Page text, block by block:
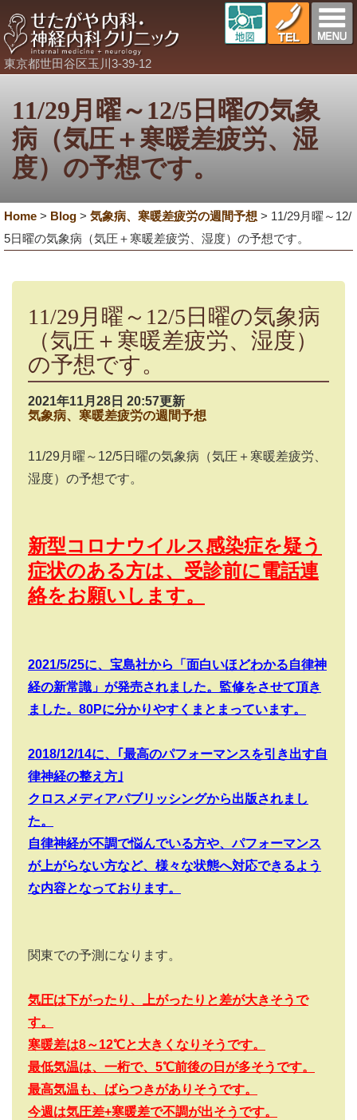
東京都世田谷区玉川3-39-12
11/29月曜～12/5日曜の気象
病（気圧＋寒暖差疲労、湿
度）の予想です。
Home > Blog > 気象病、寒暖差疲労の週間予想 > 11/29月曜～12/
5日曜の気象病（気圧＋寒暖差疲労、湿度）の予想です。
11/29月曜～12/5日曜の気象病
（気圧＋寒暖差疲労、湿度）
の予想です。
2021年11月28日 20:57更新
気象病、寒暖差疲労の週間予想
11/29 月曜～ 12/5日曜の気象病（気圧＋寒暖差疲労、
湿度）の予想です。
新型コロナウイルス感染症を疑う
症状のある方は、受診前に電話連
絡をお願いします。
2021/5/25に、宝島社から「面白いほどわかる自律神
経の新常識」が発売されました。監修をさせて頂き
ました。 80Pに分かりやすくまとまっています。
2018/12/14に、｢最高のパフォーマンスを引き出す自
律神経の整え方｣
クロスメディアパブリッシングから出版されまし
た。
自律神経が不調で悩んでいる方や、パフォーマンス
が上がらない方など、様々な状態へ対応できるよう
な内容となっております。
関東での予測になります。
気圧は下がったり、上がったりと差が大きそうで
す。
寒暖差は8～12℃と大きくなりそうです。
最低気温は、一桁で、5℃前後の日が多そうです。
最高気温も、ばらつきがありそうです。
今週は気圧差+寒暖差で不調が出そうです。